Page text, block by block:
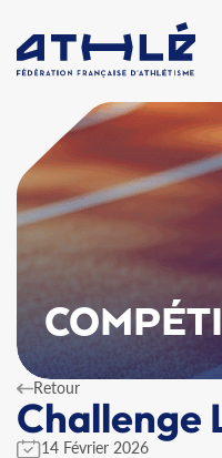
Retour
Challenge
14 Février 2026